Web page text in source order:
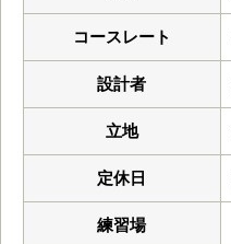
コースレート
設計者
立地
定休日
練習場